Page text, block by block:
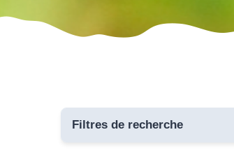
Filtres de recherche